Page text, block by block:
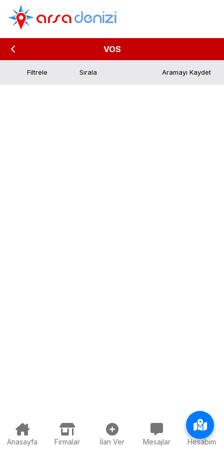
VOS
Filtrele Aramayı Kaydet
Anasayfa Firmalar İlan Ver Mesajlar Hesabım